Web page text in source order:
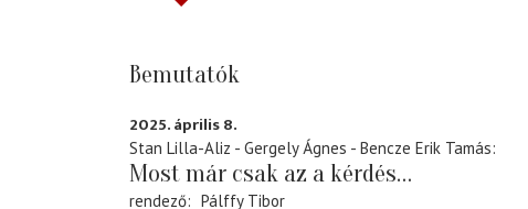
Bemutatók
2025. április 8.
Stan Lilla-Aliz - Gergely Ágnes - Bencze Erik Tamás
Most már csak az a kérdés…
rendező Pálffy Tibor